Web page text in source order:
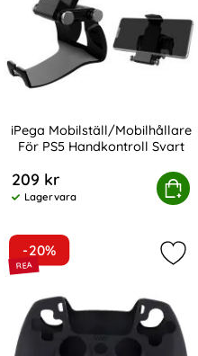
PS/NS/iOS/PC/TV
iPega Mobilställ/Mobilhållare
För PS5 Handkontroll Svart
209 kr
Tillgänglighet:
Lagervara
Köp
Mobilställ/Mobilhållare
iPega 2-PACK Fäste För
-20%